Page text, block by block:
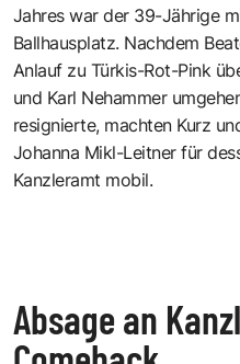
Jahres war der 39-Jährige
Ballhausplatz. Nachdem
Anlauf zu Türkis-Rot-Pink
und Karl Nehammer
resignierte, machten Kurz
Johanna Mikl-Leitner für
Kanzleramt mobil.
Absage an